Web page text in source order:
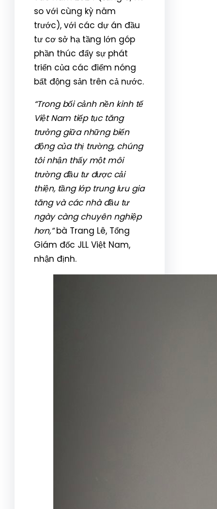
so với cùng kỳ năm
trước), với các dự án đầu
tư cơ sở hạ tầng lớn góp
phần thúc đẩy sự phát
triển của các điểm nóng
bất động sản trên cả nước.
“Trong bối cảnh nền kinh tế
Việt Nam tiếp tục tăng
trưởng giữa những biến
động của thị trường, chúng
tôi nhận thấy một môi
trường đầu tư được cải
thiện, tầng lớp trung lưu gia
tăng và các nhà đầu tư
ngày càng chuyên nghiệp
hơn,”bà Trang Lê, Tổng
Giám đốc JLL Việt Nam,
nhận định.